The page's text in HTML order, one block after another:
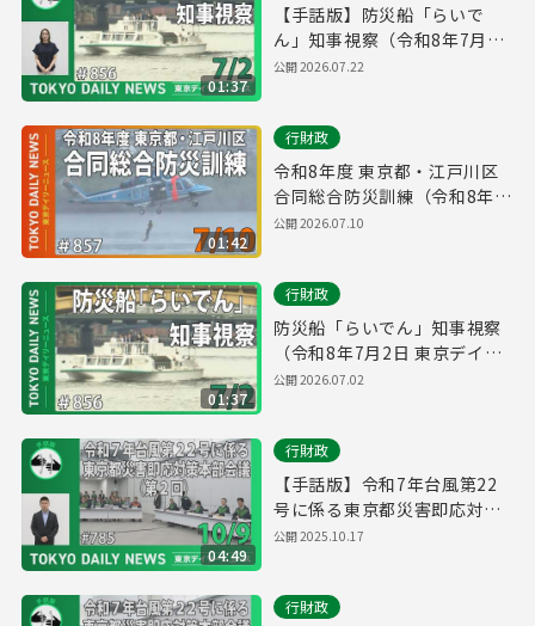
01:37
【手話版】防災船「らいで
ん」知事視察（令和8年7月2
日 東京デイリーニュース
公開2026.07.22
01:42
行財政
令和8年度 東京都・江戸川区
合同総合防災訓練（令和8年7
月9日 東京デイリーニュース
公開2026.07.10
01:37
行財政
防災船「らいでん」知事視察
（令和8年7月2日 東京デイリ
ーニュース No.856）
公開2026.07.02
04:49
行財政
【手話版】令和7年台風第22
号に係る東京都災害即応対策
本部会議（第２回）（令和7年
公開2025.10.17
行財政